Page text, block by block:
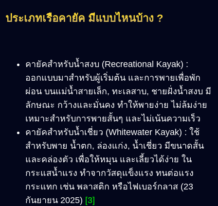
ประเภทเรือคายัค มีแบบไหนบ้าง ?
คายัคสำหรับน้ำสงบ (Recreational Kayak) :
ออกแบบมาสำหรับผู้เริ่มต้น และการพายเพื่อพัก
ผ่อน บนแม่น้ำสายเล็ก, ทะเลสาบ, ชายฝั่งน้ำสงบ มี
ลักษณะ กว้างและมั่นคง ทำให้พายง่าย ไม่ล้มง่าย
เหมาะสำหรับการพายสั้นๆ และไม่เน้นความเร็ว
คายัคสำหรับน้ำเชี่ยว (Whitewater Kayak) : ใช้
สำหรับพาย น้ำตก, ล่องแก่ง, น้ำเชี่ยว มีขนาดสั้น
และคล่องตัว เพื่อให้หมุน และเลี้ยวได้ง่าย ใน
กระแสน้ำแรง ทำจากวัสดุแข็งแรง ทนต่อแรง
กระแทก เช่น พลาสติก หรือไฟเบอร์กลาส (23
กันยายน 2025) [3]